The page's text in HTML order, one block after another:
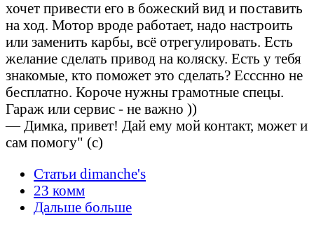
хочет привести его в божеский вид и поставить
на ход. Мотор вроде работает, надо настроить
или заменить карбы, всё отрегулировать. Есть
желание сделать привод на коляску. Есть у тебя
знакомые, кто поможет это сделать? Ессснно не
бесплатно. Короче нужны грамотные спецы.
Гараж или сервис - не важно ))
— Димка, привет! Дай ему мой контакт, может и
сам помогу" (с)
Статьи dimanche's
23 комм
Дальше больше